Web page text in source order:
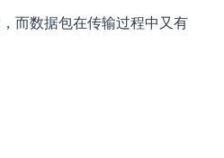
而数据包在传输过程中又有